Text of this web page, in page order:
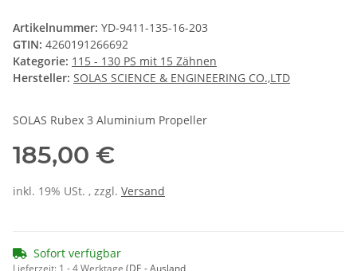
Artikelnummer: YD-9411-135-16-203
GTIN: 4260191266692
Kategorie: 115 - 130 PS mit 15 Zähnen
Hersteller: SOLAS SCIENCE & ENGINEERING CO.,LTD
SOLAS Rubex 3 Aluminium Propeller
185,00 €
inkl. 19% USt. , zzgl. Versand
Sofort verfügbar
Lieferzeit: 1 - 4 Werktage (DE - Ausland